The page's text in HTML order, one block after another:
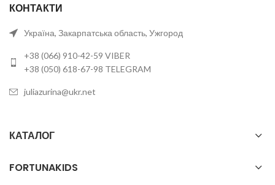
КОНТАКТИ
Україна, Закарпатська область, Ужгород
+38 (066) 910-42-59 VIBER
+38 (050) 618-67-98 TELEGRAM
juliazurina@ukr.net
КАТАЛОГ
FORTUNAKIDS